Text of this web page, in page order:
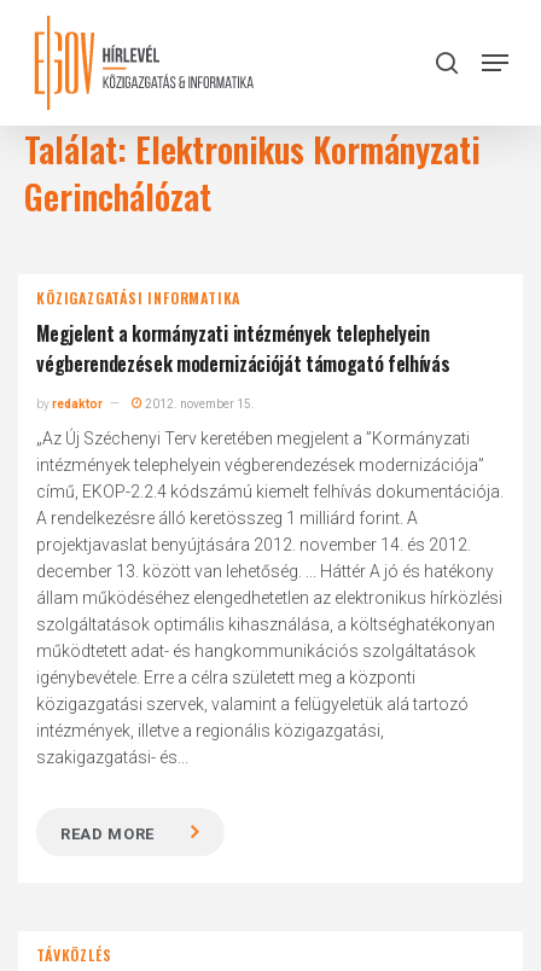
content
search
Menu
Találat: Elektronikus Kormányzati
Gerinchálózat
KÖZIGAZGATÁSI INFORMATIKA
Megjelent a kormányzati intézmények telephelyein
végberendezések modernizációját támogató felhívás
byredaktor 2012. november 15.
„Az Új Széchenyi Terv keretében megjelent a ”Kormányzati
intézmények telephelyein végberendezések modernizációja”
című, EKOP-2.2.4 kódszámú kiemelt felhívás dokumentációja.
A rendelkezésre álló keretösszeg 1 milliárd forint. A
projektjavaslat benyújtására 2012. november 14. és 2012.
december 13. között van lehetőség. ... Háttér A jó és hatékony
állam működéséhez elengedhetetlen az elektronikus hírközlési
szolgáltatások optimális kihasználása, a költséghatékonyan
működtetett adat- és hangkommunikációs szolgáltatások
igénybevétele. Erre a célra született meg a központi
közigazgatási szervek, valamint a felügyeletük alá tartozó
intézmények, illetve a regionális közigazgatási,
szakigazgatási- és...
READ MORE
TÁVKÖZLÉS
Close